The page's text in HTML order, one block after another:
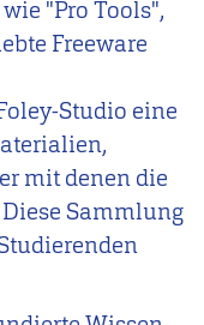
"Pro Tools",
Freeware
Studio eine
mit denen die
Sammlung